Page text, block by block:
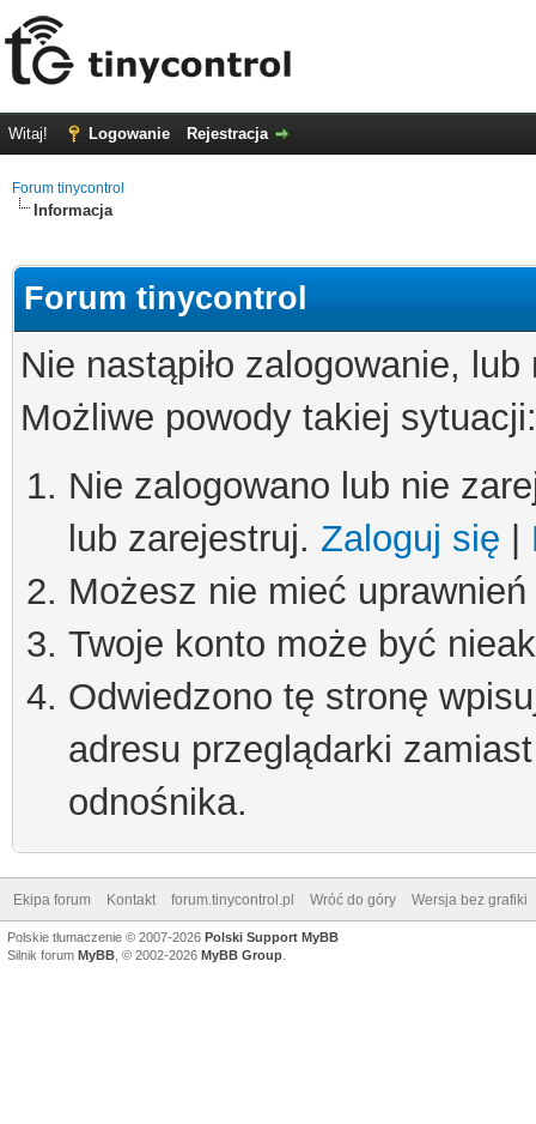
Witaj! Logowanie Rejestracja
Forum tinycontrol
Informacja
Forum tinycontrol
Nie nastąpiło zalogowanie,
Możliwe powody takiej sytuacji:
Nie zalogowano lub nie
lub zarejestruj. Zaloguj się
Możesz nie mieć
Twoje konto może być
Odwiedzono tę stronę
adresu przeglądarki
odnośnika.
Ekipa forum Kontakt forum.tinycontrol.pl Wróć do góry Wersja bez grafiki
Polskie tłumaczenie © 2007-2026 Polski Support MyBB
Silnik forum MyBB , © 2002-2026 MyBB Group